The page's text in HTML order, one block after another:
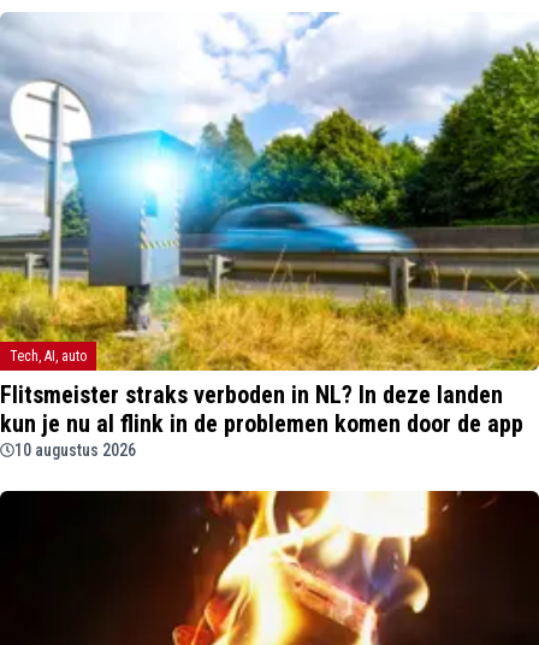
Tech, AI, auto
Flitsmeister straks verboden in NL? In deze landen
kun je nu al flink in de problemen komen door de app
10 augustus 2026